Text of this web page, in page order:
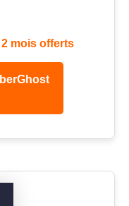
2 mois offerts